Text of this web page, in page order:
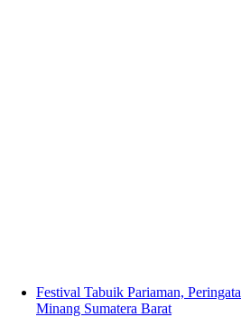
Festival Tabuik Pariaman,
Minang Sumatera Barat